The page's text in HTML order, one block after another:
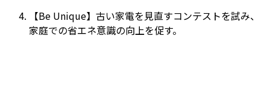
【Be Unique】古い家電を見直すコンテストを試み、
家庭での省エネ意識の向上を促す。